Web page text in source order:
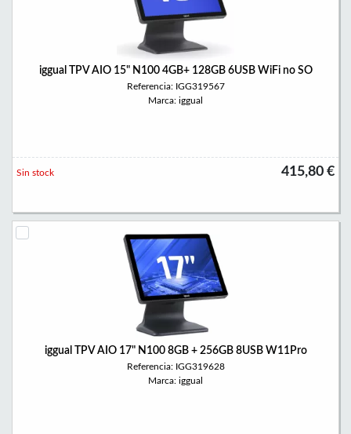
iggual TPV AIO 15" N100 4GB+ 128GB 6USB WiFi no SO
Referencia: IGG319567
Marca: iggual
415,80 €
Sin stock
iggual TPV AIO 17" N100 8GB + 256GB 8USB W11Pro
Referencia: IGG319628
Marca: iggual